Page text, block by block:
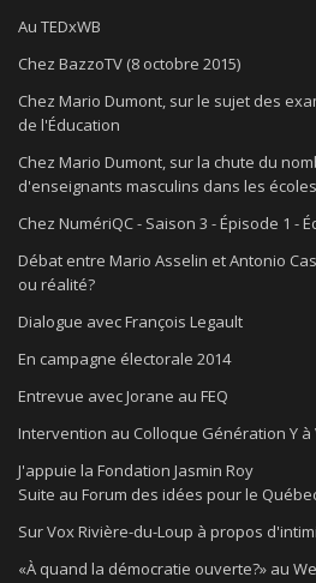
Au TEDxWB
Chez BazzoTV (8 octobre 2015)
Chez Mario Dumont, sur le sujet des
de l'Éducation
Chez Mario Dumont, sur la chute du
d'enseignants masculins dans les
Chez NumériQC - Saison 3 - Épisode 1 -
Débat entre Mario Asselin et Antonio
ou réalité?
Dialogue avec François Legault
En campagne électorale 2014
Entrevue avec Jorane au FEQ
Intervention au Colloque Génération Y à
J'appuie la Fondation Jasmin Roy
Suite au Forum des idées pour le
Sur Vox Rivière-du-Loup à propos
«À quand la démocratie ouverte?» au